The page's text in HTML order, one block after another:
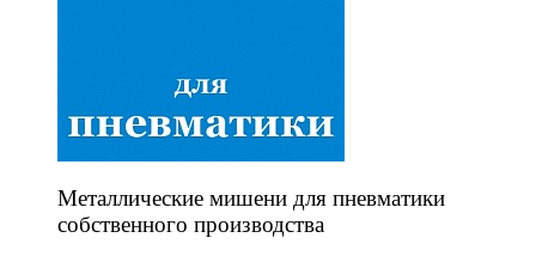
Металлические мишени для пневматики
собственного производства